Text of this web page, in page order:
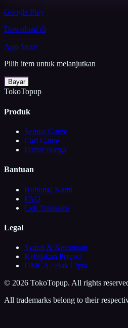
Google Play
Download di
App Store
Pilih item untuk melanjutkan
Bayar
TokoTopup
Produk
Semua Game
Cari Game
Daftar Harga
Bantuan
Hubungi Kami
FAQ
Cek Transaksi
Legal
Syarat & Ketentuan
Kebijakan Privasi
DMCA / Hak Cipta
© 2026 TokoTopup. All rights
All trademarks belong to their